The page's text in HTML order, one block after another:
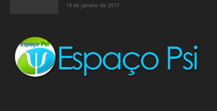
19 de janeiro de 2017